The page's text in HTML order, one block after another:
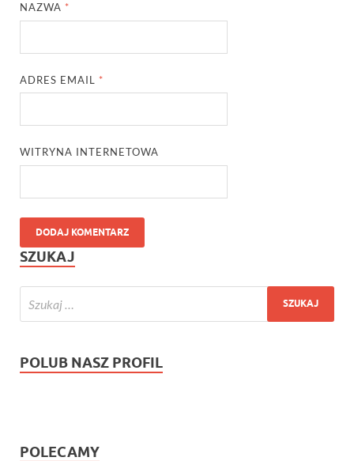
NAZWA *
ADRES EMAIL *
WITRYNA INTERNETOWA
SZUKAJ
POLUB NASZ PROFIL
POLECAMY